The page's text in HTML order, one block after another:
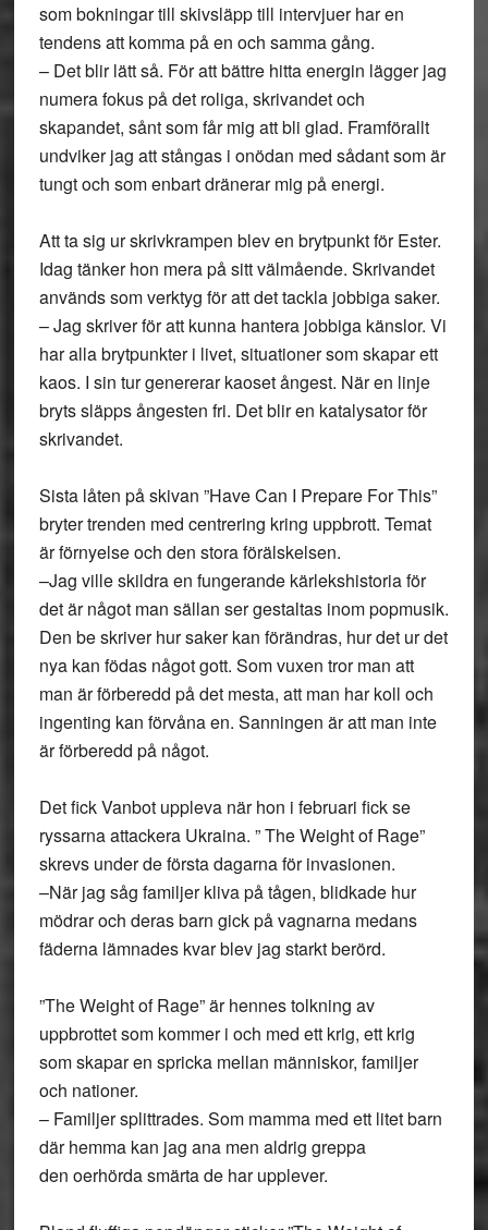
som bokningar till skivsläpp till intervjuer har en
tendens att komma på en och samma gång.
–Det blir lätt så. För att bättre hitta energin lägger jag
numera fokus på det roliga, skrivandet och
skapandet, sånt som får mig att bli glad. Framförallt
undviker jag att stångas i onödan med sådant som är
tungt och som enbart dränerar mig på energi.
Att ta sig ur skrivkrampen blev en brytpunkt för Ester.
Idag tänker hon mera på sitt välmående. Skrivandet
används som verktyg för att det tackla jobbiga saker.
–Jag skriver för att kunna hantera jobbiga känslor. Vi
har alla brytpunkter i livet, situationer som skapar ett
kaos. I sin tur genererar kaoset ångest. När en linje
bryts släpps ångesten fri. Det blir en katalysator för
skrivandet.
Sista låten på skivan ”Have Can I Prepare For This”
bryter trenden med centrering kring uppbrott. Temat
är förnyelse och den stora förälskelsen.
–Jag ville skildra en fungerande kärlekshistoria för
det är något man sällan ser gestaltas inom popmusik.
Den be skriver hur saker kan förändras, hur det ur det
nya kan födas något gott. Som vuxen tror man att
man är förberedd på det mesta, att man har koll och
ingenting kan förvåna en. Sanningen är att man inte
är förberedd på något.
Det fick Vanbot uppleva när hon i februari fick se
ryssarna attackera Ukraina. ” The Weight of Rage”
skrevs under de första dagarna för invasionen.
–När jag såg familjer kliva på tågen, blidkade hur
mödrar och deras barn gick på vagnarna medans
fäderna lämnades kvar blev jag starkt berörd.
”The Weight of Rage” är hennes tolkning av
uppbrottet som kommer i och med ett krig, ett krig
som skapar en spricka mellan människor, familjer
och nationer.
–Familjer splittrades. Som mamma med ett litet barn
där hemma kan jag ana men aldrig greppa
den oerhörda smärta de har upplever.